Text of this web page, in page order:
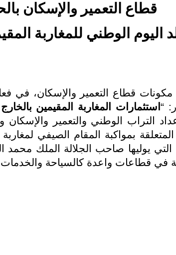
قطاع التعمير والإسكان
اليوم الوطني للمغاربة
قطاع التعمير والإسكان، في
“استثمارات المغاربة المقيمين
التراب الوطني والتعمير
التي يوليها صاحب الجلالة الملك
في قطاعات واعدة كالسياحة والخدمات